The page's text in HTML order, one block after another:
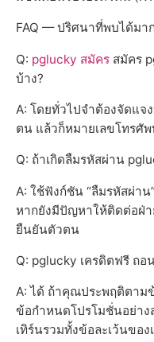
FAQ — ปริศนาที่พบได้มา
Q: pglucky สมัคร สมัคร
บ้าง?
A: โดยทั่วไปจำต้องจัดแจ
ตน แล้วก็หมายเลขโทรศั
Q: ถ้าเกิดลืมรหัสผ่าน
A: ใช้ฟังก์ชัน “ลืมรหัสผ่าน
หากยังมีปัญหาให้ติดต่อฝ่า
ยืนยันตัวตน
Q: pglucky เครดิตฟรี ถอ
A: ได้ ถ้าคุณประพฤติตาม
ข้อกำหนดโปรโมชั่นอย่า
เทิร์นรวมทั้งข้อละเว้นขอ